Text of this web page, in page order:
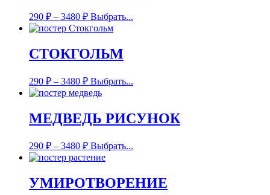
290 ₽ – 3480 ₽ Выбрать...
СТОКГОЛЬМ
290 ₽ – 3480 ₽ Выбрать...
МЕДВЕДЬ РИСУНОК
290 ₽ – 3480 ₽ Выбрать...
УМИРОТВОРЕНИЕ